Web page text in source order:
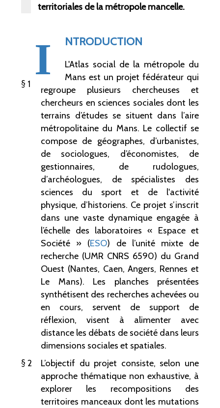
territoriales de la métropole mancelle.
I NTRODUCTION
1
L'Atlas social de la métropole du
Mans est un projet fédérateur qui
regroupe plusieurs chercheuses et
chercheurs en sciences sociales dont les
terrains d’études se situent dans l’aire
métropolitaine du Mans. Le collectif se
compose de géographes, d’urbanistes,
de sociologues, d’économistes, de
gestionnaires, de rudologues,
d’archéologues, de spécialistes des
sciences du sport et de l'activité
physique, d’historiens. Ce projet s’inscrit
dans une vaste dynamique engagée à
l’échelle des laboratoires « Espace et
Société » (ESO) de l’unité mixte de
recherche (UMR CNRS 6590) du Grand
Ouest (Nantes, Caen, Angers, Rennes et
Le Mans). Les planches présentées
synthétisent des recherches achevées ou
en cours, servent de support de
réflexion, visent à alimenter avec
distance les débats de société dans leurs
dimensions sociales et spatiales.
2
L’objectif du projet consiste, selon une
approche thématique non exhaustive, à
explorer les recompositions des
territoires manceaux dont les mutations